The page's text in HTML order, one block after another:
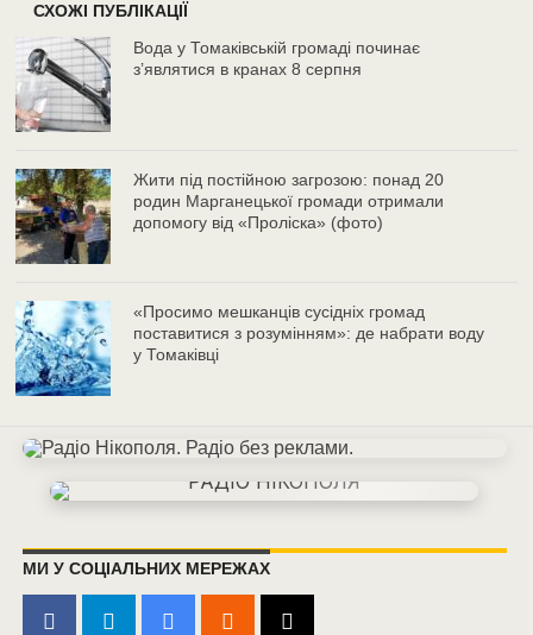
СХОЖІ ПУБЛІКАЦІЇ
Вода у Томаківській громаді починає
з’являтися в кранах 8 серпня
Жити під постійною загрозою: понад 20
родин Марганецької громади отримали
допомогу від «Проліска» (фото)
«Просимо мешканців сусідніх громад
поставитися з розумінням»: де набрати воду
у Томаківці
МИ У СОЦІАЛЬНИХ МЕРЕЖАХ